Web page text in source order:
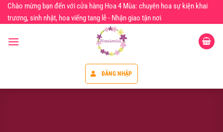
Chuyển
đến
dung
Chào mừng bạn đến với cửa hàng Hoa 4 Mùa: chuyên hoa sự kiện khai
trương, sinh nhật, hoa viếng tang lễ - Nhận giao tận nơi
ĐĂNG NHẬP